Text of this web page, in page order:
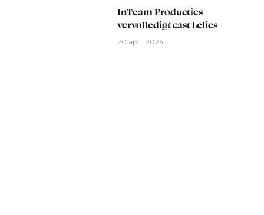
InTeam Producties
vervolledigt cast Lelies
20 april 2024